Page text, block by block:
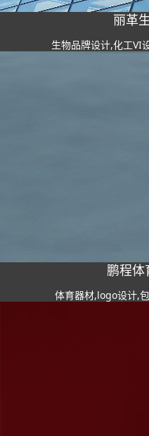
丽革
生物品牌设计,化工VI
鹏程体
体育器材,logo设计,